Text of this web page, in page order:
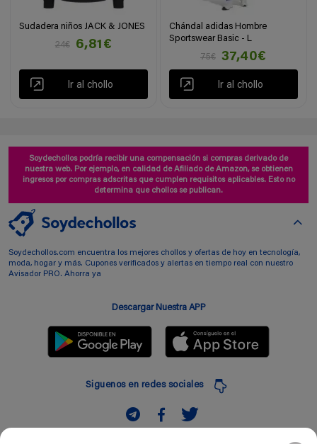
Sudadera niños JACK & JONES
24€
6,81€
Ir al chollo
Chándal adidas Hombre
Sportswear Basic - L
75€
37,40€
Ir al chollo
Soydechollos podría recibir una compensación si compras derivado de
nuestra web. Por ejemplo, en calidad de Afiliado de Amazon, se obtienen
ingresos por compras adscritas que cumplen requisitos aplicables. Esto no
determina que chollos se publican.
Soydechollos.com encuentra los mejores chollos y ofertas de hoy en tecnología,
moda, hogar y más. Cupones verificados y alertas en tiempo real con nuestro
Avisador PRO. Ahorra ya
Descargar Nuestra APP
Siguenos en redes sociales